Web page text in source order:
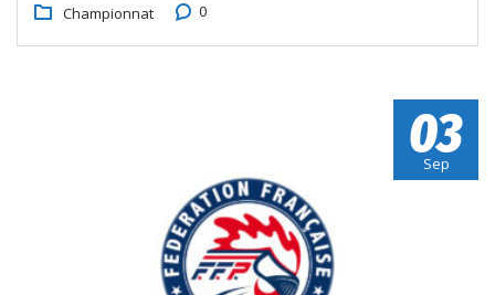
Championnat 0
03
Sep